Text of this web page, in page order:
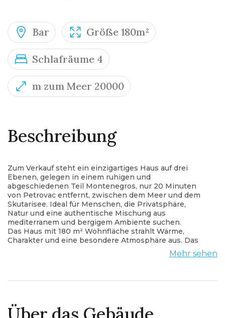
Bar Größe 180m²
Schlafräume 4
m zum Meer 20000
Beschreibung
Zum Verkauf steht ein einzigartiges Haus auf drei
Ebenen, gelegen in einem ruhigen und
abgeschiedenen Teil Montenegros, nur 20 Minuten
von Petrovac entfernt, zwischen dem Meer und dem
Skutarisee. Ideal für Menschen, die Privatsphäre,
Natur und eine authentische Mischung aus
mediterranem und bergigem Ambiente suchen.
Das Haus mit 180 m² Wohnfläche strahlt Wärme,
Charakter und eine besondere Atmosphäre aus. Das
Interieur ist mit authentischen Möbeln aus Südafrika
eingerichtet, darunter sorgfältig ausgewählte Unikate,
idealen Platz für den Bau eines Swimmingpools.
Die Immobilie erstreckt sich über drei Ebenen und
Mehr sehen
Über das Gebäude